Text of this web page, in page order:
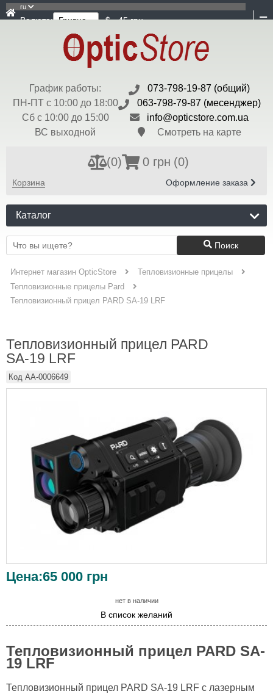
ru
Валюта: $ - 45 грн
График работы:
ПН-ПТ с 10:00 до 18:00
Сб с 10:00 до 15:00
ВС выходной
073-798-19-87 (общий)
063-798-79-87 (месенджер)
info@opticstore.com.ua
Смотреть на карте
(0) 0 грн (0)
Корзина Оформление заказа
Каталог
Поиск
Интернет магазин OpticStore
Тепловизионные прицелы
Тепловизионные прицелы Pard
Тепловизионный прицел PARD SA-19 LRF
Тепловизионный прицел PARD
SA-19 LRF
Код AA-0006649
Цена:65 000 грн
нет в наличии
В список желаний
Тепловизионный прицел PARD SA-
19 LRF
Тепловизионный прицел PARD SA-19 LRF с лазерным